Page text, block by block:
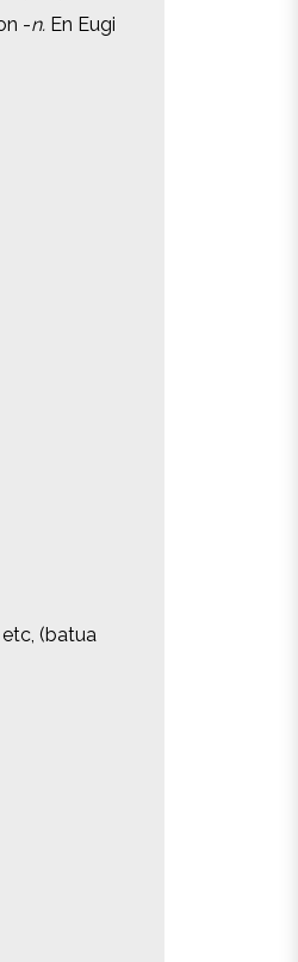
-n. En Eugi
etc, (batua
-n. En Eugi
etc, (batua